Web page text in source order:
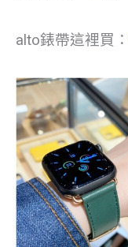
alto錶帶這裡買：